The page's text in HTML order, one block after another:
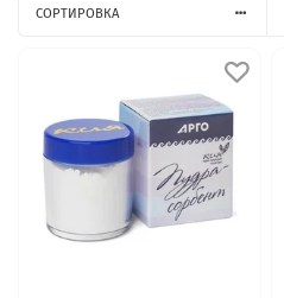
СОРТИРОВКА